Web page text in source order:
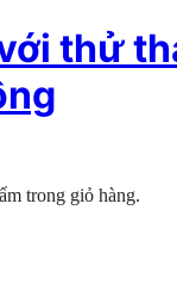
thử
trong giỏ hàng.